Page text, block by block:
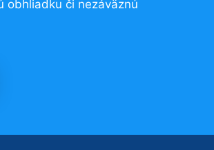
obhliadku či nezáväznú